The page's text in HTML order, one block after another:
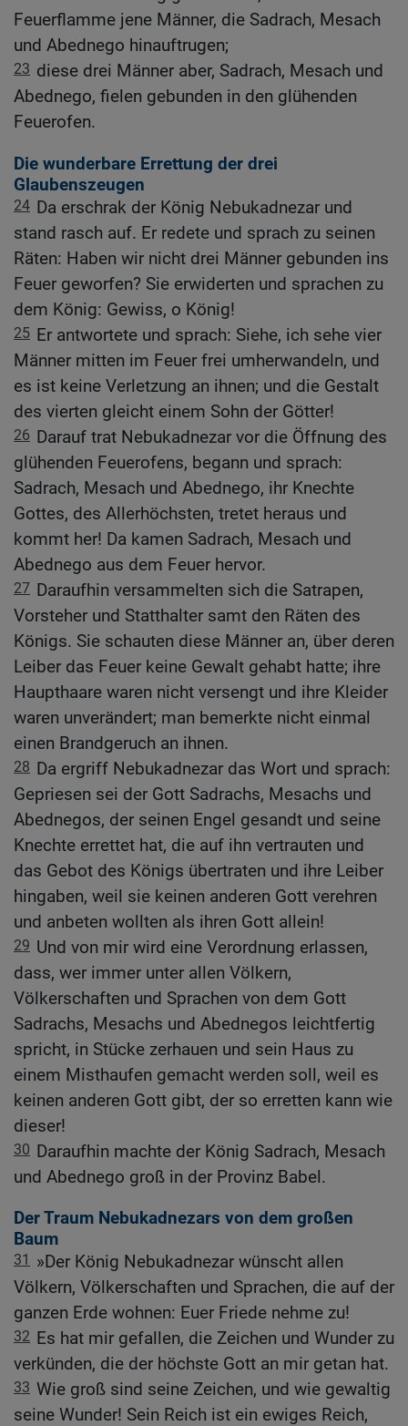
Feuerflamme jene Männer, die Sadrach, Mesach
und Abednego hinauftrugen;
23 diese drei Männer aber, Sadrach, Mesach und
Abednego, fielen gebunden in den glühenden
Feuerofen.
Die wunderbare Errettung der drei
Glaubenszeugen
24 Da erschrak der König Nebukadnezar und
stand rasch auf. Er redete und sprach zu seinen
Räten: Haben wir nicht drei Männer gebunden ins
Feuer geworfen? Sie erwiderten und sprachen zu
dem König: Gewiss, o König!
25 Er antwortete und sprach: Siehe, ich sehe vier
Männer mitten im Feuer frei umherwandeln, und
es ist keine Verletzung an ihnen; und die Gestalt
des vierten gleicht einem Sohn der Götter!
26 Darauf trat Nebukadnezar vor die Öffnung des
glühenden Feuerofens, begann und sprach:
Sadrach, Mesach und Abednego, ihr Knechte
Gottes, des Allerhöchsten, tretet heraus und
kommt her! Da kamen Sadrach, Mesach und
Abednego aus dem Feuer hervor.
27 Daraufhin versammelten sich die Satrapen,
Vorsteher und Statthalter samt den Räten des
Königs. Sie schauten diese Männer an, über deren
Leiber das Feuer keine Gewalt gehabt hatte; ihre
Haupthaare waren nicht versengt und ihre Kleider
waren unverändert; man bemerkte nicht einmal
einen Brandgeruch an ihnen.
28 Da ergriff Nebukadnezar das Wort und sprach:
Gepriesen sei der Gott Sadrachs, Mesachs und
Abednegos, der seinen Engel gesandt und seine
Knechte errettet hat, die auf ihn vertrauten und
das Gebot des Königs übertraten und ihre Leiber
hingaben, weil sie keinen anderen Gott verehren
und anbeten wollten als ihren Gott allein!
29 Und von mir wird eine Verordnung erlassen,
dass, wer immer unter allen Völkern,
Völkerschaften und Sprachen von dem Gott
Sadrachs, Mesachs und Abednegos leichtfertig
spricht, in Stücke zerhauen und sein Haus zu
einem Misthaufen gemacht werden soll, weil es
keinen anderen Gott gibt, der so erretten kann wie
dieser!
30 Daraufhin machte der König Sadrach, Mesach
und Abednego groß in der Provinz Babel.
Der Traum Nebukadnezars von dem großen
Baum
31 »Der König Nebukadnezar wünscht allen
Völkern, Völkerschaften und Sprachen, die auf der
ganzen Erde wohnen: Euer Friede nehme zu!
32 Es hat mir gefallen, die Zeichen und Wunder zu
verkünden, die der höchste Gott an mir getan hat.
33 Wie groß sind seine Zeichen, und wie gewaltig
seine Wunder! Sein Reich ist ein ewiges Reich,